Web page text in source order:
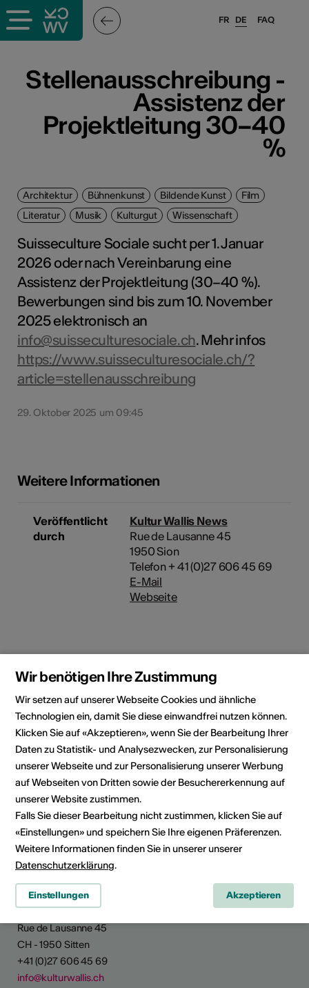
FAQ
FR DE
Stellenausschreibung -
Assistenz der
Projektleitung 30–40
%
Architektur Bühnenkunst Bildende Kunst
Film
Literatur
Musik Kulturgut Wissenschaft
Suisseculture Sociale sucht per 1. Januar
2026 oder nach Vereinbarung eine
Assistenz der Projektleitung (30–40 %).
Bewerbungen sind bis zum 10. November
2025 elektronisch an
info@suisseculturesociale.ch. Mehr infos
https://www.suisseculturesociale.ch/?
article=stellenausschreibung
29. Oktober 2025 um 09:45
Weitere Informationen
Veröffentlicht
durch
Kultur Wallis News
Rue de Lausanne 45
1950 Sion
Telefon + 41 (0)27 606 45 69
E-Mail
Webseite
Rubrik
Kulturbereich
Architektur, Bühnenkunst,
Bildende Kunst, Film, Literatur,
Musik, Kulturgut, Wissenschaft
Kategorie
Jobs
News teilen
Kultur Wallis
Rue de Lausanne 45
CH - 1950 Sitten
+41 (0)27 606 45 69
info@kulturwallis.ch
Wir benötigen Ihre Zustimmung
Wir setzen auf unserer Webseite Cookies und ähnliche
Technologien ein, damit Sie diese einwandfrei nutzen können.
Klicken Sie auf «Akzeptieren», wenn Sie der Bearbeitung Ihrer
Daten zu Statistik- und Analysezwecken, zur Personalisierung
unserer Webseite und zur Personalisierung unserer Werbung
auf Webseiten von Dritten sowie der Besuchererkennung auf
unserer Website zustimmen.
Falls Sie dieser Bearbeitung nicht zustimmen, klicken Sie auf
«Einstellungen» und speichern Sie Ihre eigenen Präferenzen.
Weitere Informationen finden Sie in unserer unserer
Datenschutzerklärung.
Einstellungen Akzeptieren